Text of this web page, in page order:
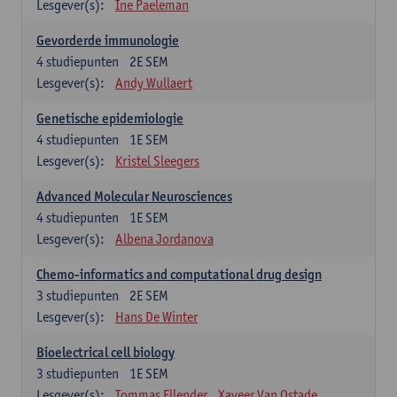
Lesgever(s):
Ine Paeleman
Gevorderde immunologie
2E SEM
4studiepunten
Lesgever(s):
Andy Wullaert
Genetische epidemiologie
1E SEM
4studiepunten
Lesgever(s):
Kristel Sleegers
Advanced Molecular Neurosciences
1E SEM
4studiepunten
Lesgever(s):
Albena Jordanova
Chemo-informatics and computational drug design
2E SEM
3 studiepunten
Lesgever(s):
Hans De Winter
Bioelectrical cell biology
1E SEM
3 studiepunten